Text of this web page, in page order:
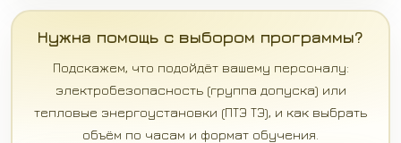
Нужна помощь с выбором программы?
Подскажем, что подойдёт вашему персоналу:
электробезопасность (группа допуска) или
тепловые энергоустановки (ПТЭ ТЭ), и как выбрать
объём по часам и формат обучения.